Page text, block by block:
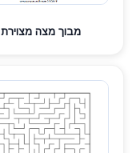
מבוך מצה מצוירת